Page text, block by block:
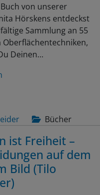
von unserer
Hörskens entdeckst
Sammlung an 55
Oberflächentechniken,
Deinen…
Bücher
ist Freiheit –
auf dem
Bild (Tilo